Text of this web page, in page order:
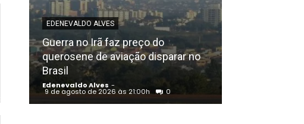
EDENEVALDO ALVES
Guerra no Irã faz preço do
querosene de aviação disparar no
Brasil
Edenevaldo Alves -
9 de agosto de 2026 às 21:00h 0